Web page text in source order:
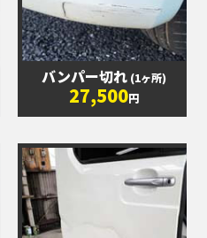
バンパー切れ (1ヶ所)
27,500円